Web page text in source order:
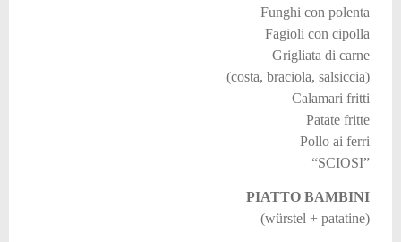
Funghi con polenta
Fagioli con cipolla
Grigliata di carne
(costa, braciola, salsiccia)
Calamari fritti
Patate fritte
Pollo ai ferri
“SCIOSI”
PIATTO BAMBINI
(würstel + patatine)